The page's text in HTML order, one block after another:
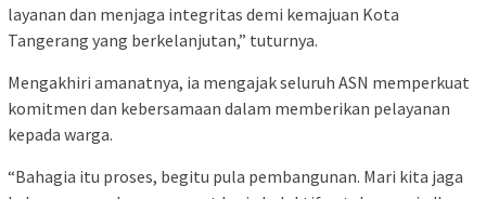
layanan dan menjaga integritas demi kemajuan Kota
Tangerang yang berkelanjutan,” tuturnya.
Mengakhiri amanatnya, ia mengajak seluruh ASN memperkuat
komitmen dan kebersamaan dalam memberikan pelayanan
kepada warga.
“Bahagia itu proses, begitu pula pembangunan. Mari kita jaga